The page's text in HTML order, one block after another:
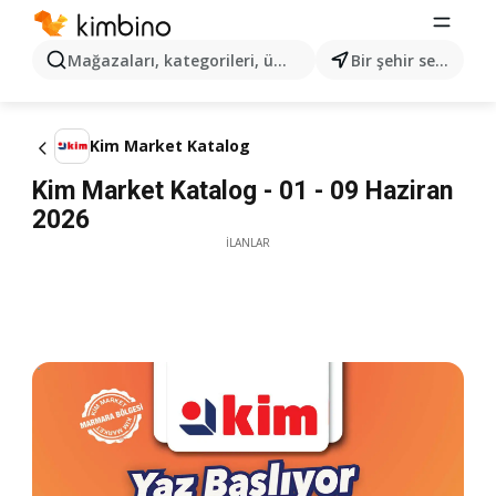
Mağazaları, kategorileri, ürünleri arayın... Bir şehir seçin
Kim Market Katalog
Kim Market Katalog - 01 - 09 Haziran
2026
İLANLAR